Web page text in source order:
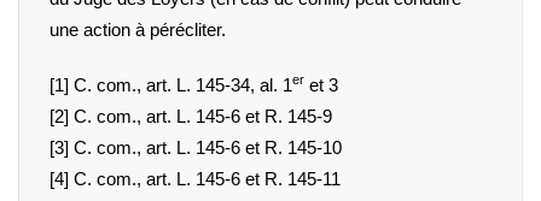
une action à pérécliter.
[1] C. com., art. L. 145-34, al. 1er et 3
[2] C. com., art. L. 145-6 et R. 145-9
[3] C. com., art. L. 145-6 et R. 145-10
[4] C. com., art. L. 145-6 et R. 145-11